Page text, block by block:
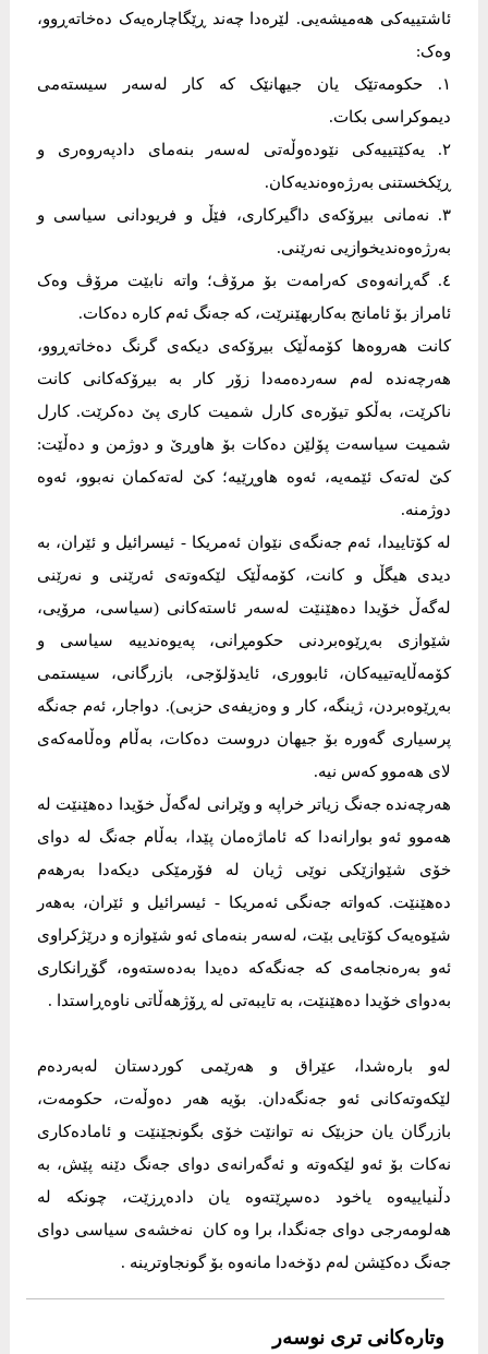
ئاشتییەکی هەمیشەیی. لێرەدا چەند ڕێگاچارەیەک دەخاتەڕوو،
وەک:
١. حکومەتێک یان جیهانێک کە کار لەسەر سیستەمی
دیموکراسی بکات.
٢. یەکێتییەکی نێودەوڵەتی لەسەر بنەمای دادپەروەری و
ڕێکخستنی بەرژەوەندیەکان.
٣. نەمانی بیرۆکەی داگیرکاری، فێڵ و فریودانی سیاسی و
بەرژەوەندیخوازیی نەرێنی.
٤. گەڕانەوەی کەرامەت بۆ مرۆڤ؛ واتە نابێت مرۆڤ وەک
ئامراز بۆ ئامانج بەکاربهێنرێت، کە جەنگ ئەم کارە دەکات.
کانت هەروەها کۆمەڵێک بیرۆکەی دیکەی گرنگ دەخاتەڕوو،
هەرچەندە لەم سەردەمەدا زۆر کار بە بیرۆکەکانی کانت
ناکرێت، بەڵکو تیۆرەی کارل شمیت کاری پێ دەکرێت. کارل
شمیت سیاسەت پۆلێن دەکات بۆ هاوڕێ و دوژمن و دەڵێت:
کێ لەتەک ئێمەیە، ئەوە هاوڕێیە؛ کێ لەتەکمان نەبوو، ئەوە
دوژمنە.
لە کۆتاییدا، ئەم جەنگەی نێوان ئەمریکا - ئیسرائیل و ئێران، بە
دیدی هیگڵ و کانت، کۆمەڵێک لێکەوتەی ئەرێنی و نەرێنی
لەگەڵ خۆیدا دەهێنێت لەسەر ئاستەکانی (سیاسی، مرۆیی،
شێوازی بەڕێوەبردنی حکومڕانی، پەیوەندییە سیاسی و
کۆمەڵایەتییەکان، ئابووری، ئایدۆلۆجی، بازرگانی، سیستمی
بەڕێوەبردن، ژینگە، کار و وەزیفەی حزبی). دواجار، ئەم جەنگە
پرسیاری گەورە بۆ جیهان دروست دەکات، بەڵام وەڵامەکەی
لای هەموو کەس نیە.
هەرچەندە جەنگ زیاتر خراپە و وێرانی لەگەڵ خۆیدا دەهێنێت لە
هەموو ئەو بوارانەدا کە ئاماژەمان پێدا، بەڵام جەنگ لە دوای
خۆی شێوازێکی نوێی ژیان لە فۆرمێکی دیکەدا بەرهەم
دەهێنێت. کەواتە جەنگی ئەمریکا - ئیسرائیل و ئێران، بەهەر
شێوەیەک کۆتایی بێت، لەسەر بنەمای ئەو شێوازە و درێژکراوی
ئەو بەرەنجامەی کە جەنگەکە دەیدا بەدەستەوە، گۆڕانکاری
بەدوای خۆیدا دەهێنێت، بە تایبەتی لە ڕۆژهەڵاتی ناوەڕاستدا .
لەو بارەشدا، عێراق و هەرێمی کوردستان لەبەردەم
لێکەوتەکانی ئەو جەنگەدان. بۆیە هەر دەوڵەت، حکومەت،
بازرگان یان حزبێک نە توانێت خۆی بگونجێنێت و ئامادەکاری
نەکات بۆ ئەو لێکەوتە و ئەگەرانەی دوای جەنگ دێنە پێش، بە
دڵنیاییەوە یاخود دەسڕێتەوە یان دادەڕزێت، چونکە لە
هەلومەرجی دوای جەنگدا، برا وە کان نەخشەی سیاسی دوای
جەنگ دەکێشن لەم دۆخەدا مانەوە بۆ گونجاوترینە .
وتارەکانی تری نوسەر